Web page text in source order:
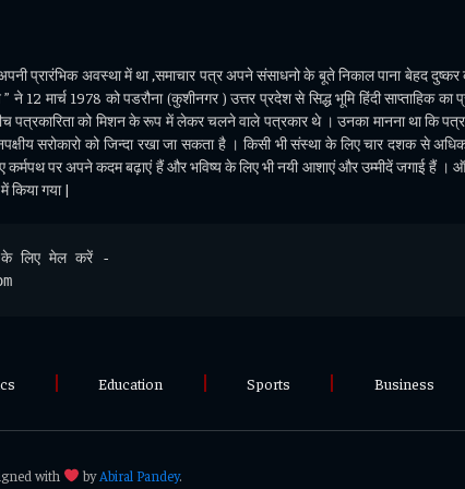
प्रारंभिक अवस्था में था ,समाचार पत्र अपने संसाधनो के बूते निकाल पाना बेहद
” ने 12 मार्च 1978 को पडरौना (कुशीनगर ) उत्तर प्रदेश से सिद्ध भूमि हिंदी साप्ताहिक
पत्रकारिता को मिशन के रूप में लेकर चलने वाले पत्रकार थे । उनका मानना था कि
सरोकारो को जिन्दा रखा जा सकता है । किसी भी संस्था के लिए चार दशक से
कर्मपथ पर अपने कदम बढ़ाएं हैं और भविष्य के लिए भी नयी आशाएं और उम्मीदें जगाई हैं ।
किया गया |
लिए मेल करें -
Education Sports Business
with byAbiral Pandey.